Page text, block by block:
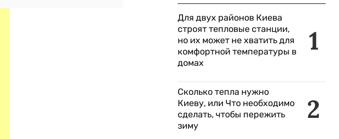
1
Для двух районов Киева
строят тепловые станции,
но их может не хватить для
комфортной температуры в
домах
2
Сколько тепла нужно
Киеву, или Что необходимо
сделать, чтобы пережить
зиму